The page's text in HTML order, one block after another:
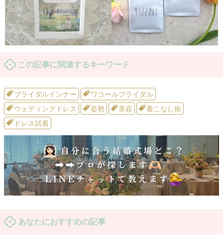
この記事に関連するキーワード
ブライダルインナー
ワコールブライダル
ウェディングドレス
姿勢 美容
着こなし術
ドレス試着
あなたにおすすめの記事